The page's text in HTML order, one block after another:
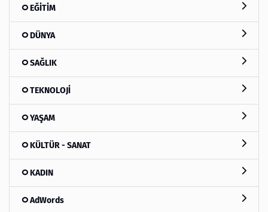
EĞİTİM
DÜNYA
SAĞLIK
TEKNOLOJİ
YAŞAM
KÜLTÜR - SANAT
KADIN
AdWords